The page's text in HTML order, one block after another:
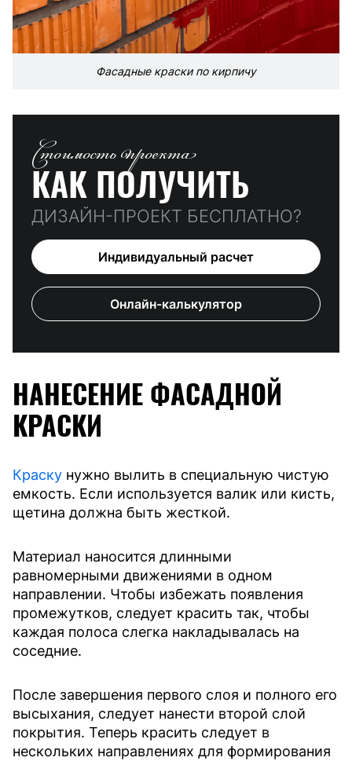
Фасадные краски по кирпичу
Стоимость проекта
КАК ПОЛУЧИТЬ
ДИЗАЙН-ПРОЕКТ БЕСПЛАТНО?
Индивидуальный расчет
Онлайн-калькулятор
НАНЕСЕНИЕ ФАСАДНОЙ
КРАСКИ
Краску нужно вылить в специальную чистую
емкость. Если используется валик или кисть,
щетина должна быть жесткой.
Материал наносится длинными
равномерными движениями в одном
направлении. Чтобы избежать появления
промежутков, следует красить так, чтобы
каждая полоса слегка накладывалась на
соседние.
После завершения первого слоя и полного его
высыхания, следует нанести второй слой
покрытия. Теперь красить следует в
нескольких направлениях для формирования